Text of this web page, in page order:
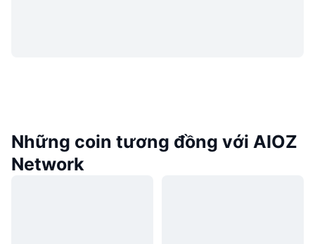
Những coin tương đồng với AIOZ
Network